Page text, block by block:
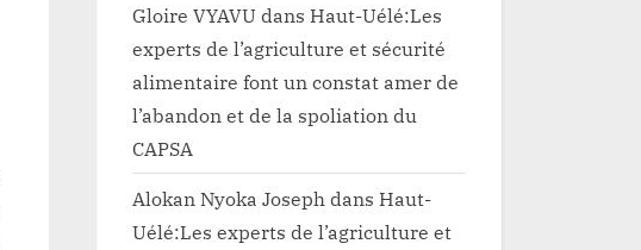
Gloire VYAVU dans Haut-Uélé:Les
experts de l’agriculture et sécurité
alimentaire font un constat amer de
l’abandon et de la spoliation du
CAPSA
Alokan Nyoka Joseph dans Haut-
Uélé:Les experts de l’agriculture et